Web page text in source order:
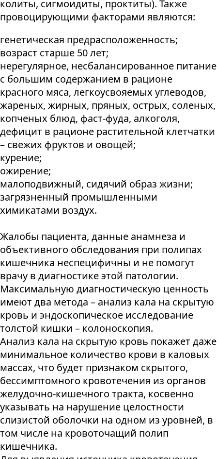
колиты, сигмоидиты, проктиты). Также
провоцирующими факторами являются:
генетическая предрасположенность;
возраст старше 50 лет;
нерегулярное, несбалансированное питание
с большим содержанием в рационе
красного мяса, легкоусвояемых углеводов,
жареных, жирных, пряных, острых, соленых,
копченых блюд, фаст-фуда, алкоголя,
дефицит в рационе растительной клетчатки
– свежих фруктов и овощей;
курение;
ожирение;
малоподвижный, сидячий образ жизни;
загрязненный промышленными
химикатами воздух.
Жалобы пациента, данные анамнеза и
объективного обследования при полипах
кишечника неспецифичны и не помогут
врачу в диагностике этой патологии.
Максимальную диагностическую ценность
имеют два метода – анализ кала на скрытую
кровь и эндоскопическое исследование
толстой кишки – колоноскопия.
Анализ кала на скрытую кровь покажет даже
минимальное количество крови в каловых
массах, что будет признаком скрытого,
бессимптомного кровотечения из органов
желудочно-кишечного тракта, косвенно
указывать на нарушение целостности
слизистой оболочки на одном из уровней, в
том числе на кровоточащий полип
кишечника.